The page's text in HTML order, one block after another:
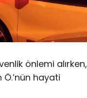
önlemi alırken,
hayati